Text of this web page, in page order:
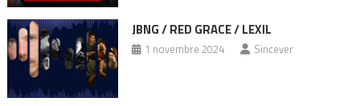
JBNG / RED GRACE / LEXIL
1 novembre 2024 Sincever